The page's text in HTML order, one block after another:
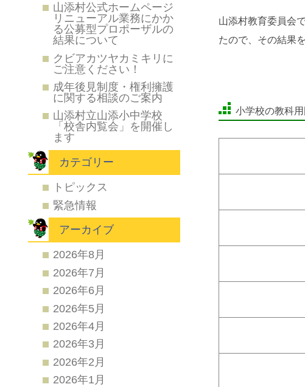
山添村教育委員会
たので、その結果
小学校の教科
山添村公式ホームページ
リニューアル業務にかか
る公募型プロポーザルの
結果について
クビアカツヤカミキリに
ご注意ください！
成年後見制度・権利擁護
に関する相談のご案内
山添村立山添小中学校
「校舎内覧会」を開催し
ます
カテゴリー
トピックス
緊急情報
アーカイブ
2026年8月
2026年7月
2026年6月
2026年5月
2026年4月
2026年3月
2026年2月
2026年1月